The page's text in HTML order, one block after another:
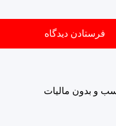
و بدون مالیات